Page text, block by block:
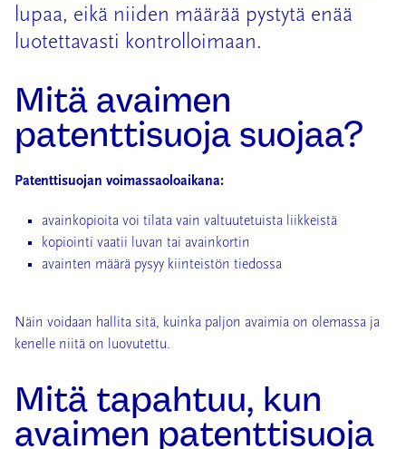
lupaa, eikä niiden määrää pystytä enää
luotettavasti kontrolloimaan.
Mitä avaimen
patenttisuoja suojaa?
Patenttisuojan voimassaoloaikana:
avainkopioita voi tilata vain valtuutetuista liikkeistä
kopiointi vaatii luvan tai avainkortin
avainten määrä pysyy kiinteistön tiedossa
Näin voidaan hallita sitä, kuinka paljon avaimia on olemassa ja
kenelle niitä on luovutettu.
Mitä tapahtuu, kun
avaimen patenttisuoja